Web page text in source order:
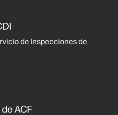
de Inspecciones de
ACF